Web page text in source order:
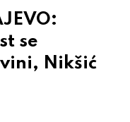
se
Nikšić